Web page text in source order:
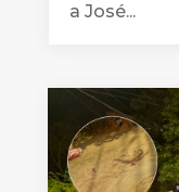
a José...